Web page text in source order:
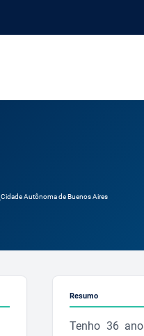
Cidade Autônoma de Buenos Aires
Resumo
Tenho 36